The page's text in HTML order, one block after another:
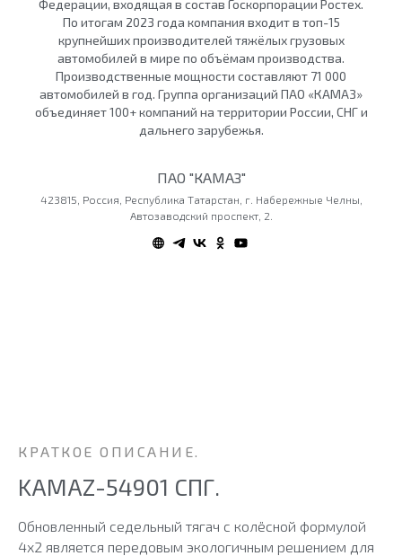
Федерации, входящая в состав Госкорпорации Ростех.
По итогам 2023 года компания входит в топ-15
крупнейших производителей тяжёлых грузовых
автомобилей в мире по объёмам производства.
Производственные мощности составляют 71 000
автомобилей в год. Группа организаций ПАО «КАМАЗ»
объединяет 100+ компаний на территории России, СНГ и
дальнего зарубежья.
ПАО "КАМАЗ"
423815, Россия, Республика Татарстан, г. Набережные Челны,
Автозаводский проспект, 2.
КРАТКОЕ ОПИСАНИЕ.
KAMAZ-54901 СПГ.
Обновленный седельный тягач с колёсной формулой
4х2 является передовым экологичным решением для